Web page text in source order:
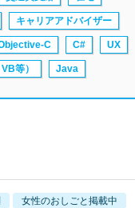
キャリアアドバイザー
C C# UX
等） Java
女性のおしごと掲載中